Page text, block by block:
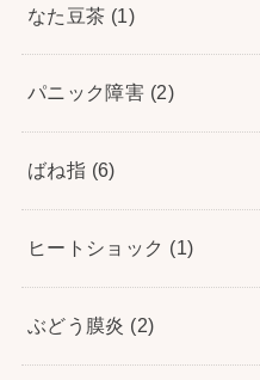
なた豆茶 (1)
パニック障害 (2)
ばね指 (6)
ヒートショック (1)
ぶどう膜炎 (2)